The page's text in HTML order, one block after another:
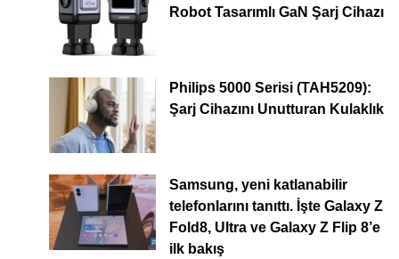
Robot Tasarımlı GaN Şarj Cihazı
Philips 5000 Serisi (TAH5209):
Şarj Cihazını Unutturan Kulaklık
Samsung, yeni katlanabilir
telefonlarını tanıttı. İşte Galaxy Z
Fold8, Ultra ve Galaxy Z Flip 8’e
ilk bakış